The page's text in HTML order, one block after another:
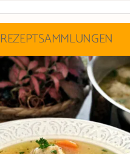
REZEPTSAMMLUNGEN